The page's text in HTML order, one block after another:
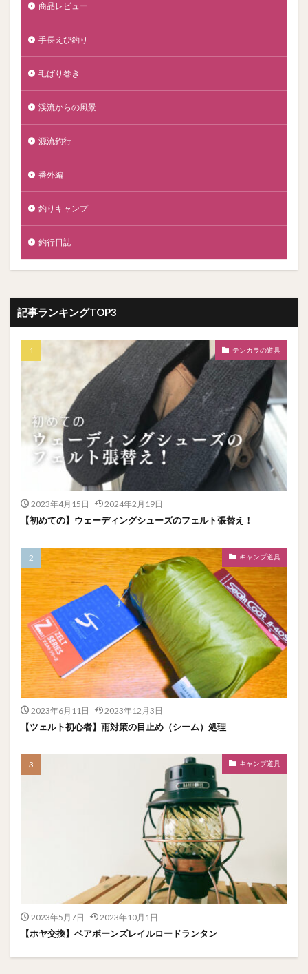
商品レビュー
手長えび釣り
毛ばり巻き
渓流からの風景
源流釣行
番外編
釣りキャンプ
釣行日誌
記事ランキングTOP3
テンカラの道具
2023年4月15日 2024年2月19日
【初めての】ウェーディングシューズのフェルト張替え！
キャンプ道具
2023年6月11日 2023年12月3日
【ツェルト初心者】雨対策の目止め（シーム）処理
キャンプ道具
2023年5月7日 2023年10月1日
【ホヤ交換】ベアボーンズレイルロードランタン